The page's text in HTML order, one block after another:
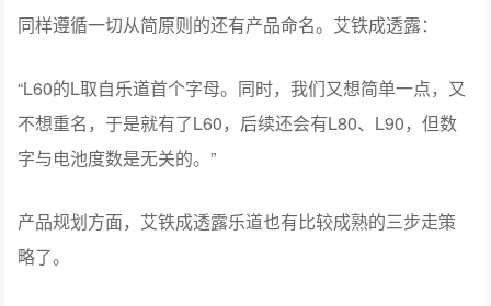
同样遵循一切从简原则的还有产品命名。艾铁成透露：
“L60的L取自乐道首个字母。同时，我们又想简单一点，又
不想重名，于是就有了L60，后续还会有L80、L90，但数
字与电池度数是无关的。”
产品规划方面，艾铁成透露乐道也有比较成熟的三步走策
略了。